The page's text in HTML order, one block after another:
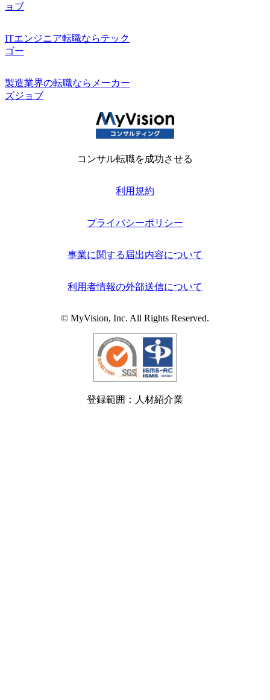
ョブ
ITエンジニア転職ならテック
ゴー
製造業界の転職ならメーカー
ズジョブ
コンサル転職を成功させる
利用規約
プライバシーポリシー
事業に関する届出内容について
利用者情報の外部送信について
© MyVision, Inc. All Rights Reserved.
登録範囲：人材紹介業